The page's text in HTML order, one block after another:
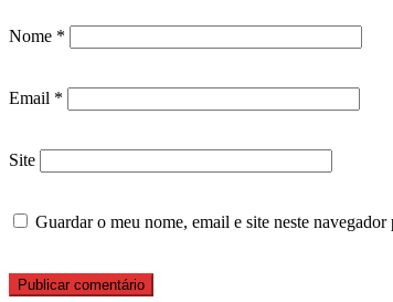
Nome *
Email *
Site
Guardar o meu nome, email e site neste